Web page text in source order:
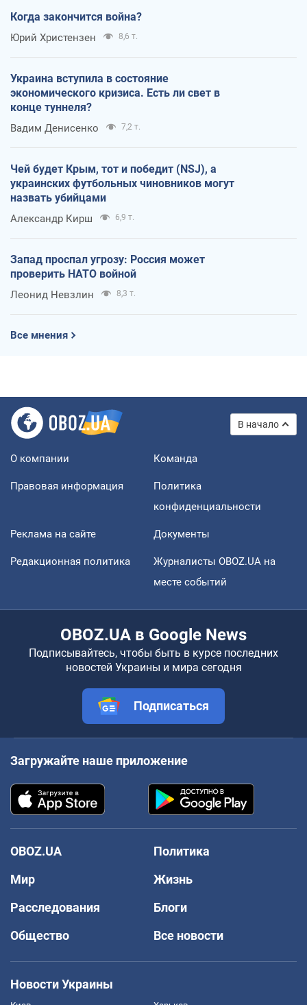
Когда закончится война?
Юрий Христензен 8,6 т.
Украина вступила в состояние
экономического кризиса. Есть ли свет в
конце туннеля?
Вадим Денисенко 7,2 т.
Чей будет Крым, тот и победит (NSJ), а
украинских футбольных чиновников могут
назвать убийцами
Александр Кирш 6,9 т.
Запад проспал угрозу: Россия может
проверить НАТО войной
Леонид Невзлин 8,3 т.
Все мнения
В начало
О компании Команда
Правовая информация
Политика
конфиденциальности
Реклама на сайте Документы
Редакционная политика
Журналисты OBOZ.UA на
месте событий
OBOZ.UA в Google News
Подписывайтесь, чтобы быть в курсе последних
новостей Украины и мира сегодня
Подписаться
Загружайте наше приложение
OBOZ.UA
Политика
Мир
Жизнь
Расследования
Блоги
Общество
Все новости
Новости Украины